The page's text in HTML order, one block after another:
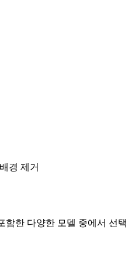
경 제거
함한 다양한 모델 중에서 선택